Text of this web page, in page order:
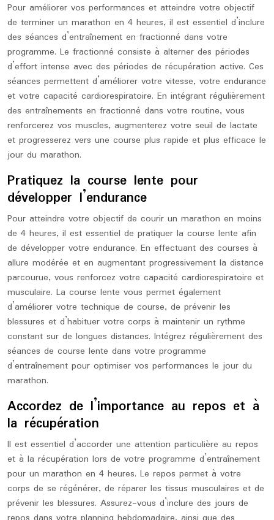
Pour améliorer vos performances et atteindre votre objectif
de terminer un marathon en 4 heures, il est essentiel d’inclure
des séances d’entraînement en fractionné dans votre
programme. Le fractionné consiste à alterner des périodes
d’effort intense avec des périodes de récupération active. Ces
séances permettent d’améliorer votre vitesse, votre endurance
et votre capacité cardiorespiratoire. En intégrant régulièrement
des entraînements en fractionné dans votre routine, vous
renforcerez vos muscles, augmenterez votre seuil de lactate
et progresserez vers une course plus rapide et plus efficace le
jour du marathon.
Pratiquez la course lente pour
développer l’endurance
Pour atteindre votre objectif de courir un marathon en moins
de 4 heures, il est essentiel de pratiquer la course lente afin
de développer votre endurance. En effectuant des courses à
allure modérée et en augmentant progressivement la distance
parcourue, vous renforcez votre capacité cardiorespiratoire et
musculaire. La course lente vous permet également
d’améliorer votre technique de course, de prévenir les
blessures et d’habituer votre corps à maintenir un rythme
constant sur de longues distances. Intégrez régulièrement des
séances de course lente dans votre programme
d’entraînement pour optimiser vos performances le jour du
marathon.
Accordez de l’importance au repos et à
la récupération
Il est essentiel d’accorder une attention particulière au repos
et à la récupération lors de votre programme d’entraînement
pour un marathon en 4 heures. Le repos permet à votre
corps de se régénérer, de réparer les tissus musculaires et de
prévenir les blessures. Assurez-vous d’inclure des jours de